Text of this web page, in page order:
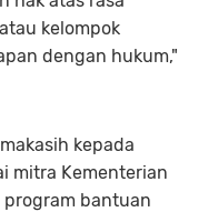
kelompok
dengan hukum,"
kepada
mitra Kementerian
bantuan